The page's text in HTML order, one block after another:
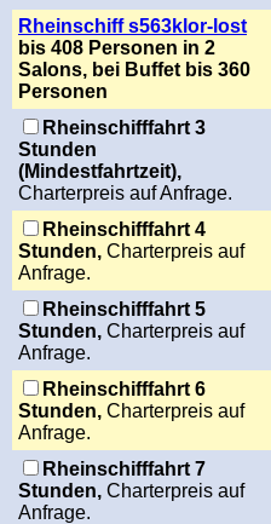
Rheinschiff s563klor-lost
bis 408 Personen in 2
Salons, bei Buffet bis 360
Personen
Rheinschifffahrt 3
Stunden
(Mindestfahrtzeit),
Charterpreis auf Anfrage.
Rheinschifffahrt 4
Stunden, Charterpreis auf
Anfrage.
Rheinschifffahrt 5
Stunden, Charterpreis auf
Anfrage.
Rheinschifffahrt 6
Stunden, Charterpreis auf
Anfrage.
Rheinschifffahrt 7
Stunden, Charterpreis auf
Anfrage.